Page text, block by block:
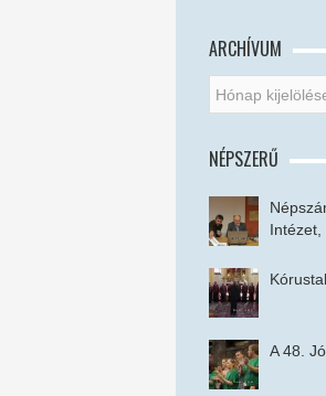
ARCHÍVUM
NÉPSZERŰ
Intézet,
A 48.